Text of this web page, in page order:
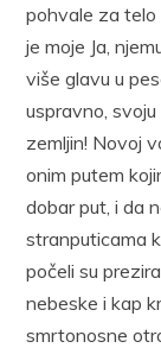
pohvale za telo
je moje Ja,
više glavu u
uspravno,
zemljin! Novoj
onim putem
dobar put, i da
stranputicama
počeli su
nebeske i kap
smrtonosne